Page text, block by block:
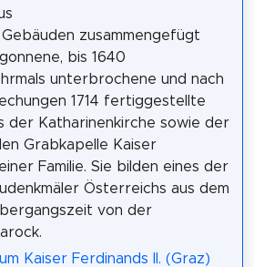
zusammengefügt
bis 1640
unterbrochene und nach
1714 fertiggestellte
der Katharinenkirche sowie der
Grabkapelle Kaiser
Familie. Sie bilden eines der
Österreichs aus dem
von der
Kaiser Ferdinands II. (Graz)